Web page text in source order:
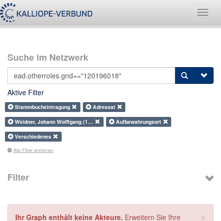
Suche im Netzwerk
Aktive Filter
Stammbucheintragung
Adressat
Weidner, Johann Wolffgang (1…
Aufbewahrungsort
Verschiedenes
Alle Filter entfernen
Filter
×
Ihr Graph enthält keine Akteure. Erweitern Sie Ihre